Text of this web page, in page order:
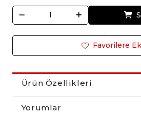
Favorilere
Ürün Özellikleri
Yorumlar